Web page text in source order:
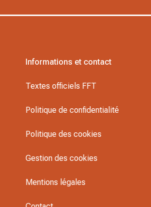
Informations et contact
Textes officiels FFT
Politique de confidentialité
Politique des cookies
Gestion des cookies
Mentions légales